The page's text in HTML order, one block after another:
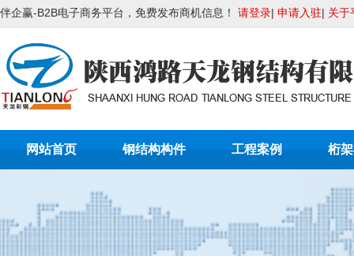
伴企赢-B2B电子商务平台，免费发布商机信息！ 请登录| 申请入驻| 关于
网站首页 钢结构构件 工程案例 桁